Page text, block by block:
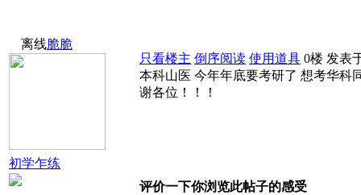
离线脆脆
初学乍练
只看楼主 倒序阅读 使用道具 0楼 发表
本科山医 今年年底要考研了 想考华科
谢各位！！！
评价一下你浏览此帖子的感受